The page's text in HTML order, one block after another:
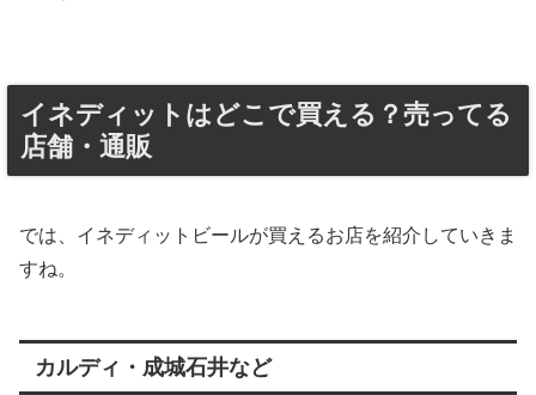
イネディットはどこで買える？売ってる
店舗・通販
では、イネディットビールが買えるお店を紹介していきま
すね。
カルディ・成城石井など